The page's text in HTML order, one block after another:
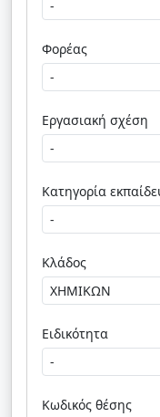
Φορέας
Εργασιακή σχέση
Κατηγορία
Κλάδος
Ειδικότητα
Κωδικός θέσης